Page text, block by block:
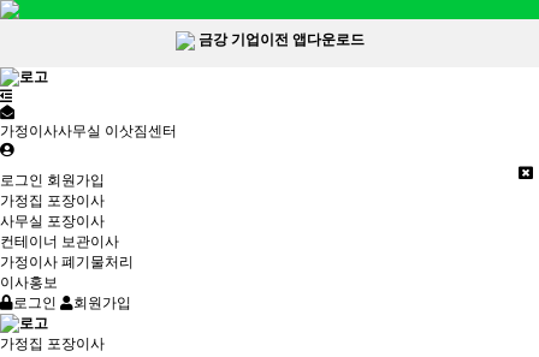
금강 기업이전 앱다운로드
가정이사사무실 이삿짐센터
로그인 회원가입
가정집 포장이사
사무실 포장이사
컨테이너 보관이사
가정이사 폐기물처리
이사홍보
로그인
회원가입
가정집 포장이사